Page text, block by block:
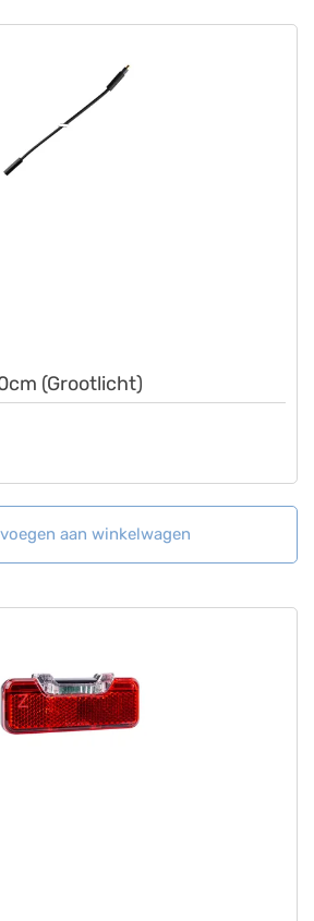
(Grootlicht)
aan winkelwagen